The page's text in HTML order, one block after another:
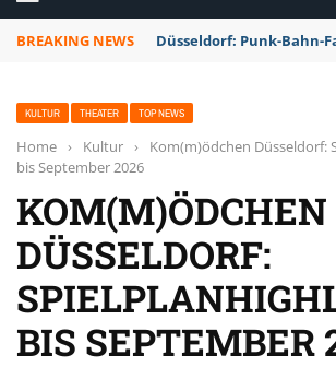
BREAKING NEWS Düsseldorf: Punk-Bahn-
KULTUR THEATER TOP NEWS
Home › Kultur ›
Kom(m)ödchen Düsseldorf:
bis September 2026
KOM(M)ÖDCHEN
DÜSSELDORF:
BIS SEPTEMBER